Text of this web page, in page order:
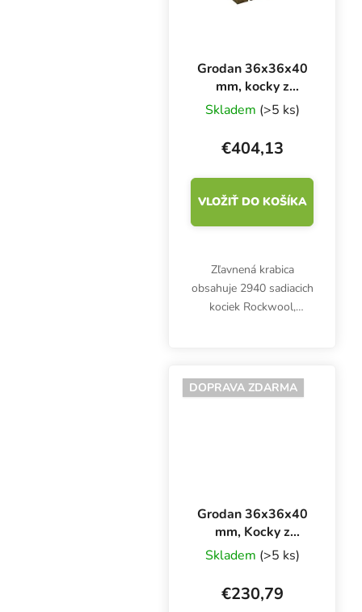
Grodan 36x36x40
mm, kocky z
kamennej vlny s
otvorom, BOX
2940 ks
Skladem (>5 ks)
€404,13
VLOŽIŤ DO KOŠÍKA
Zľavnená krabica
obsahuje 2940 sadiacich
kociek Rockwool,
vhodné na
zakoreňovanie sadeníc a
DOPRAVA ZDARMA
Grodan 36x36x40
mm, Kocky z
kamennej vlny s
otvorom a
kvetináčom 77 ks,
BOX 18 ks
Skladem (>5 ks)
€230,79